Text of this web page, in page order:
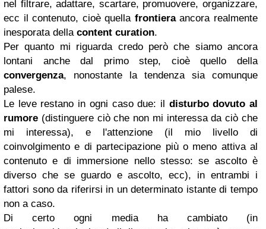
nel filtrare, adattare, scartare, promuovere, organizzare,
ecc il contenuto, cioè quella frontieraancora realmente
inesporata dellacontent curation.
Per quanto mi riguarda credo però che siamo ancora
lontani anche dal primo step, cioè quello della
convergenza, nonostante la tendenza sia comunque
palese.
Le leve restano in ogni caso due: il disturbo dovuto al
rumore (distinguere ciò che non mi interessa da ciò che
mi interessa), e l'attenzione (il mio livello di
coinvolgimento e di partecipazione più o meno attiva al
contenuto e di immersione nello stesso: se ascolto è
diverso che se guardo e ascolto, ecc), in entrambi i
fattori sono da riferirsi in un determinato istante di tempo
non a caso.
Di certo ogni media ha cambiato (in